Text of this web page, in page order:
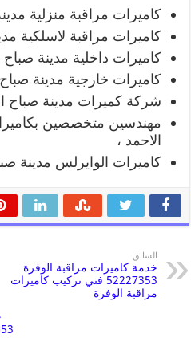
كاميرات مراقبة منزلية
كاميرات مراقبة لاسلكية
كاميرات داخلية مدينة صباح
كاميرات خارجية مدينة صباح
شركة كميرات مدينة صباح
مهندسين متخصصين
الاحمد ،
كاميرات الوايرلس مدينة
السابق
خدمة كاميرات مراقبة الوفرة
52227353 فني تركيب كاميرات
مراقبة الوفرة